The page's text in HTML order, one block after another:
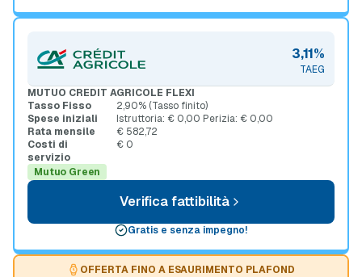
3,11%
TAEG
MUTUO CREDIT AGRICOLE FLEXI
Tasso Fisso
2,90% (Tasso finito)
Spese iniziali
Istruttoria: € 0,00 Perizia: € 0,00
Rata mensile
€ 582,72
Costi di
servizio
€ 0
Mutuo Green
Verifica fattibilità
Gratis e senza impegno!
OFFERTA FINO A ESAURIMENTO PLAFOND